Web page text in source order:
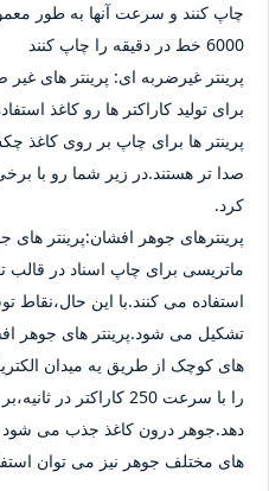
6000 خط در دقیقه را چاپ کنند
پرینتر غیرضربه ای: پرینتر های
برای تولید کاراکتر ها رو کاغذ
پرینتر ها برای چاپ بر روی کاغذ
صدا تر هستند.در زیر شما رو با
کرد.
پرینترهای جوهر افشان:پرینتر های
ماتریسی برای چاپ اسناد در قالب
استفاده می کنند.با این
تشکیل می شود.پرینتر های جوهر
های کوچک از طریق یه میدان
را با سرعت 250 کاراکتر
دهد.جوهر درون کاغذ جذب می
های مختلف جوهر نیز می توان